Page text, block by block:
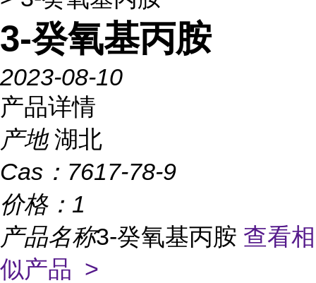
3-癸氧基丙胺
2023-08-10
产品详情
产地 湖北
Cas： 7617-78-9
价格： 1
产品名称3-癸氧基丙胺 查看相
似产品 >